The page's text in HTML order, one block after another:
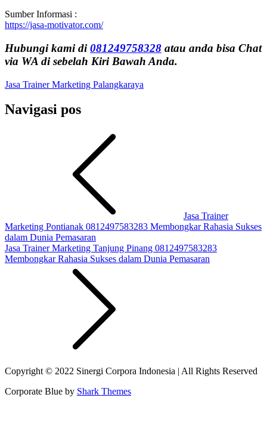
Sumber Informasi :
https://jasa-motivator.com/
Hubungi kami di081249758328 atau anda bisa Chat
via WA di sebelah Kiri Bawah Anda.
Jasa Trainer Marketing Palangkaraya
Navigasi pos
Jasa Trainer
Marketing Pontianak 0812497583283 Membongkar Rahasia Sukses
dalam Dunia Pemasaran
Jasa Trainer Marketing Tanjung Pinang 0812497583283
Membongkar Rahasia Sukses dalam Dunia Pemasaran
Copyright © 2022 Sinergi Corpora Indonesia | All Rights Reserved
Corporate Blue by Shark Themes